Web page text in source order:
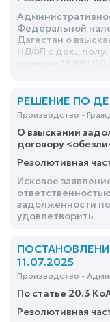
Федеральной
Дагестан о
НДФЛ с дох., полу.
размере 18
с дох., получ. ФЛ
установленные
руб., пени в
770,71 руб. -
РЕШЕНИЕ ПО
Производство -
О взыскании
договору
Резолютивная
Исковое
задолженности
удовлетворить
11.07.2025
Производство -
По статье 20.3
Резолютивная